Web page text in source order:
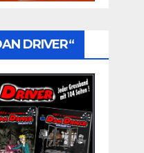
DRIVER“